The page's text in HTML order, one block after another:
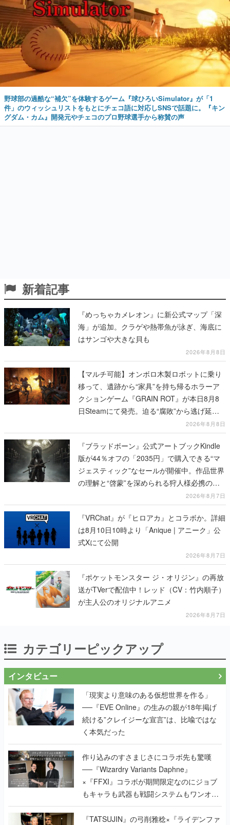
野球部の過酷な“補欠”を体験するゲーム『球ひろいSimulator』が「1
件」のウィッシュリストをもとにチェコ語に対応しSNSで話題に。『キン
グダム・カム』開発元やチェコのプロ野球選手から称賛の声
新着記事
『めっちゃカメレオン』に新公式マップ「深
海」が追加。クラゲや熱帯魚が泳ぎ、海底に
はサンゴや大きな貝も
2026年8月8日
【マルチ可能】オンボロ木製ロボットに乗り
移って、遺跡から“家具”を持ち帰るホラーア
クションゲーム『GRAIN ROT』が本日8月8
日Steamにて発売。迫る“腐敗”から逃げ延
2026年8月8日
『ブラッドボーン』公式アートブックKindle
版が44％オフの「2035円」で購入できる“マ
ジェスティック”なセールが開催中。作品世界
の理解と“啓蒙”を深められる狩人様必携の一
2026年8月7日
『VRChat』が『ヒロアカ』とコラボか。詳細
は8月10日10時より「Anique | アニーク」公
式Xにて公開
2026年8月7日
『ポケットモンスター ジ・オリジン』の再放
送がTVerで配信中！レッド（CV：竹内順子）
が主人公のオリジナルアニメ
2026年8月7日
カテゴリーピックアップ
インタビュー
「現実より意味のある仮想世界を作る」
──『EVE Online』の生みの親が18年掲げ
続ける”クレイジーな宣言”は、比喩ではな
く本気だった
作り込みのすさまじさにコラボ先も驚嘆
──『Wizardry Variants Daphne』
×『FFXI』コラボが期間限定なのにジョブ
もキャラも武器も戦闘システムもワンオフ
で作り込まれた理由を両ディレクターに聞
く
『TATSUJIN』の弓削雅稔×『ライデンファ